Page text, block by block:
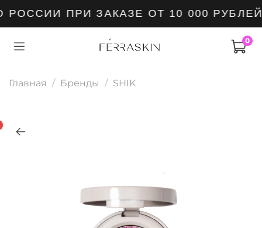
ПРИ ЗАКАЗЕ ОТ 10 000 РУБЛЕЙ
0
Главная Бренды SHIK